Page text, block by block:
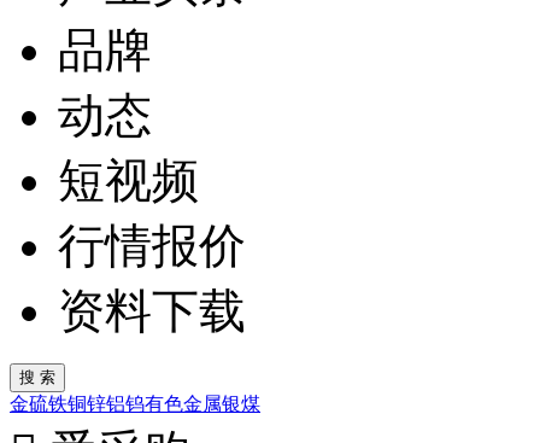
品牌
动态
短视频
行情报价
资料下载
金硫铁铜锌铝钨有色金属银煤